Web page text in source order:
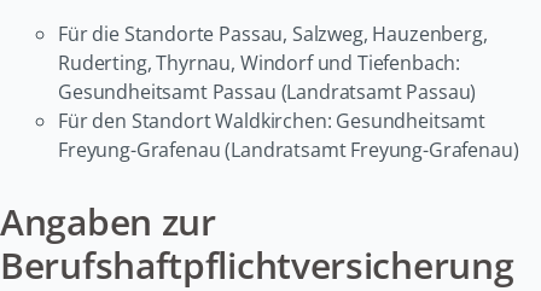
Für die Standorte Passau, Salzweg, Hauzenberg,
Ruderting, Thyrnau, Windorf und Tiefenbach:
Gesundheitsamt Passau (Landratsamt Passau)
Für den Standort Waldkirchen: Gesundheitsamt
Freyung-Grafenau (Landratsamt Freyung-Grafenau)
Angaben zur
Berufshaftpflichtversicherung